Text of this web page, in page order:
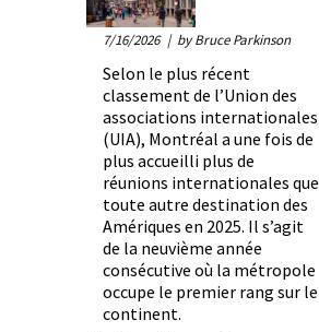
7/16/2026 | by Bruce Parkinson
Selon le plus récent
classement de l’Union des
associations internationales
(UIA), Montréal a une fois de
plus accueilli plus de
réunions internationales que
toute autre destination des
Amériques en 2025. Il s’agit
de la neuvième année
consécutive où la métropole
occupe le premier rang sur le
continent.